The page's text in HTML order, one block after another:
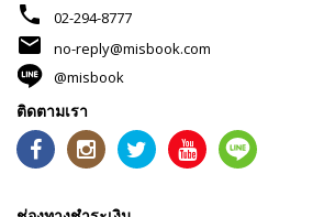
phone 02-294-8777
mail
no-reply@misbook.com
@misbook
ติดตามเรา